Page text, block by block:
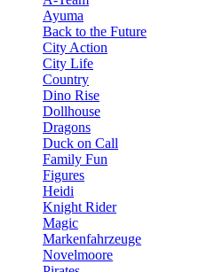
Ayuma
Back to the Future
City Action
City Life
Country
Dino Rise
Dollhouse
Dragons
Duck on Call
Family Fun
Figures
Heidi
Knight Rider
Magic
Markenfahrzeuge
Novelmoore